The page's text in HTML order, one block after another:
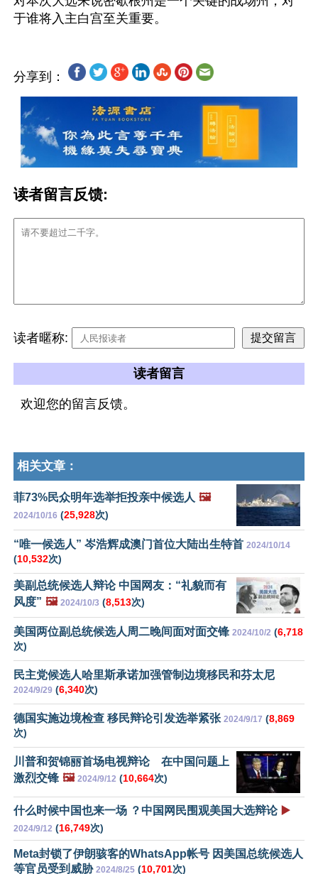
分享到：
读者留言反馈:
读者暱称:
读者留言
欢迎您的留言反馈。
相关文章：
菲73%民众明年选举拒投亲中候选人 🖼️
2024/10/16 (25,928次)
“唯一候选人” 岑浩辉成澳门首位大陆出生特首 2024/10/14
(10,532次)
美副总统候选人辩论 中国网友：“礼貌而有
风度” 🖼️ 2024/10/3 (8,513次)
美国两位副总统候选人周二晚间面对面交锋 2024/10/2 (6,718
次)
民主党候选人哈里斯承诺加强管制边境移民和芬太尼
2024/9/29 (6,340次)
德国实施边境检查 移民辩论引发选举紧张 2024/9/17 (8,869
次)
川普和贺锦丽首场电视辩论 在中国问题上
激烈交锋 🖼️ 2024/9/12 (10,664次)
什么时候中国也来一场 ？中国网民围观美国大选辩论 ▶️
2024/9/12 (16,749次)
Meta封锁了伊朗骇客的WhatsApp帐号 因美国总统候选人
等官员受到威胁 2024/8/25 (10,701次)